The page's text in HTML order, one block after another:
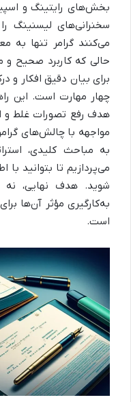
بخش‌های رایتینگ و
سخنرانی‌های لیسنینگ
می‌کنند گرامر تنها به
حالی که کاربرد صحیح و
برای بیان دقیق افکار و
چهار مهارت است. این
هدف رفع تصورات غلط و
مواجهه با چالش‌های
به مباحث کلیدی،
شوید. هدف نهایی، نه
است.